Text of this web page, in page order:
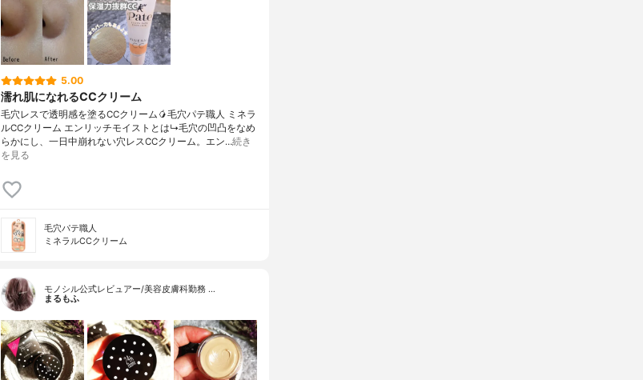
5.00
濡れ肌になれるCCクリーム
毛穴レスで透明感を塗るCCクリーム🥭毛穴パテ職人 ミネラ
ルCCクリーム エンリッチモイストとは↳毛穴の凹凸をなめ
らかにし、一日中崩れない穴レスCCクリーム。エン…続き
を見る
毛穴パテ職人
ミネラルCCクリーム
モノシル公式レビュアー/美容皮膚科勤務 …
まるもふ